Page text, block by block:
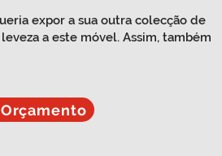
expor a sua outra colecção de
a este móvel. Assim, também